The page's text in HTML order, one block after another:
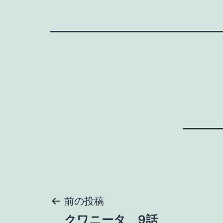
投前の投稿
クワニータ 9話